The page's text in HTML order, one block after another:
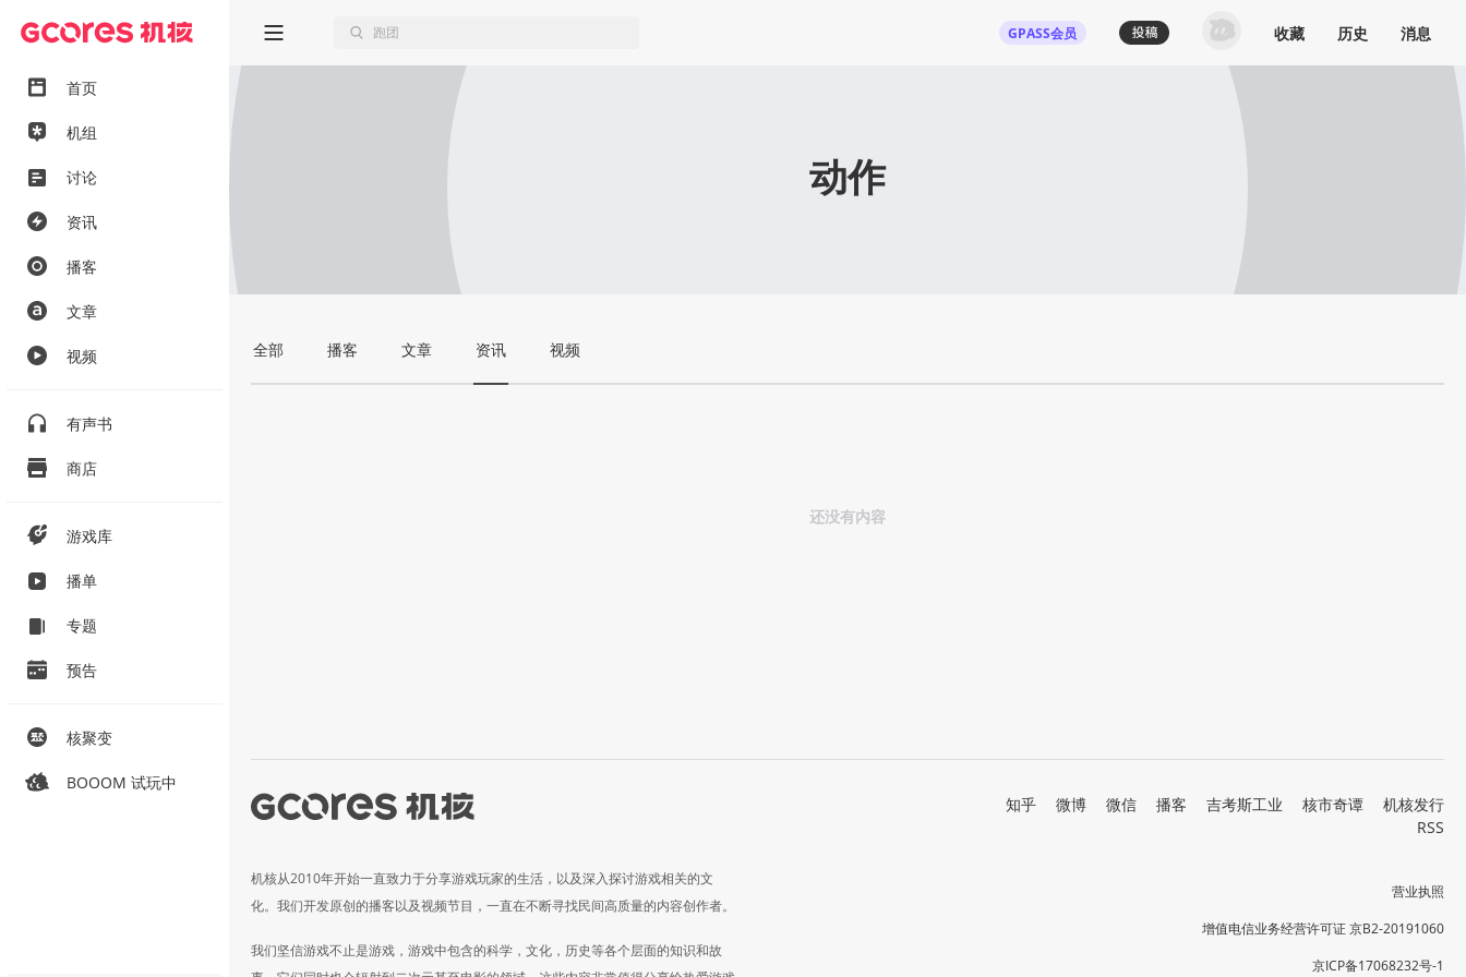
首页
机组
讨论
资讯
播客
文章
视频
有声书
商店
游戏库
播单
专题
预告
核聚变
BOOOM 试玩中
GPASS会员 收藏 历史 消息
动作
全部 播客 文章 资讯 视频
还没有内容
机核从2010年开始一直致力于分享游戏玩家的生活，以及深入探讨游戏相关的文
化。我们开发原创的播客以及视频节目，一直在不断寻找民间高质量的内容创作者。
我们坚信游戏不止是游戏，游戏中包含的科学，文化，历史等各个层面的知识和故
知乎 微博 微信 播客 吉考斯工业 核市奇谭
机核发行
RSS
营业执照
增值电信业务经营许可证 京B2-20191060
京ICP备17068232号-1